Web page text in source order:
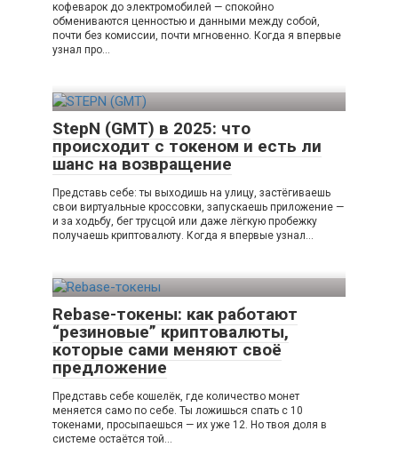
кофеварок до электромобилей — спокойно
обмениваются ценностью и данными между собой,
почти без комиссии, почти мгновенно. Когда я впервые
узнал про…
StepN (GMT) в 2025: что
происходит с токеном и есть ли
шанс на возвращение
Представь себе: ты выходишь на улицу, застёгиваешь
свои виртуальные кроссовки, запускаешь приложение —
и за ходьбу, бег трусцой или даже лёгкую пробежку
получаешь криптовалюту. Когда я впервые узнал…
Rebase-токены: как работают
“резиновые” криптовалюты,
которые сами меняют своё
предложение
Представь себе кошелёк, где количество монет
меняется само по себе. Ты ложишься спать с 10
токенами, просыпаешься — их уже 12. Но твоя доля в
системе остаётся той…